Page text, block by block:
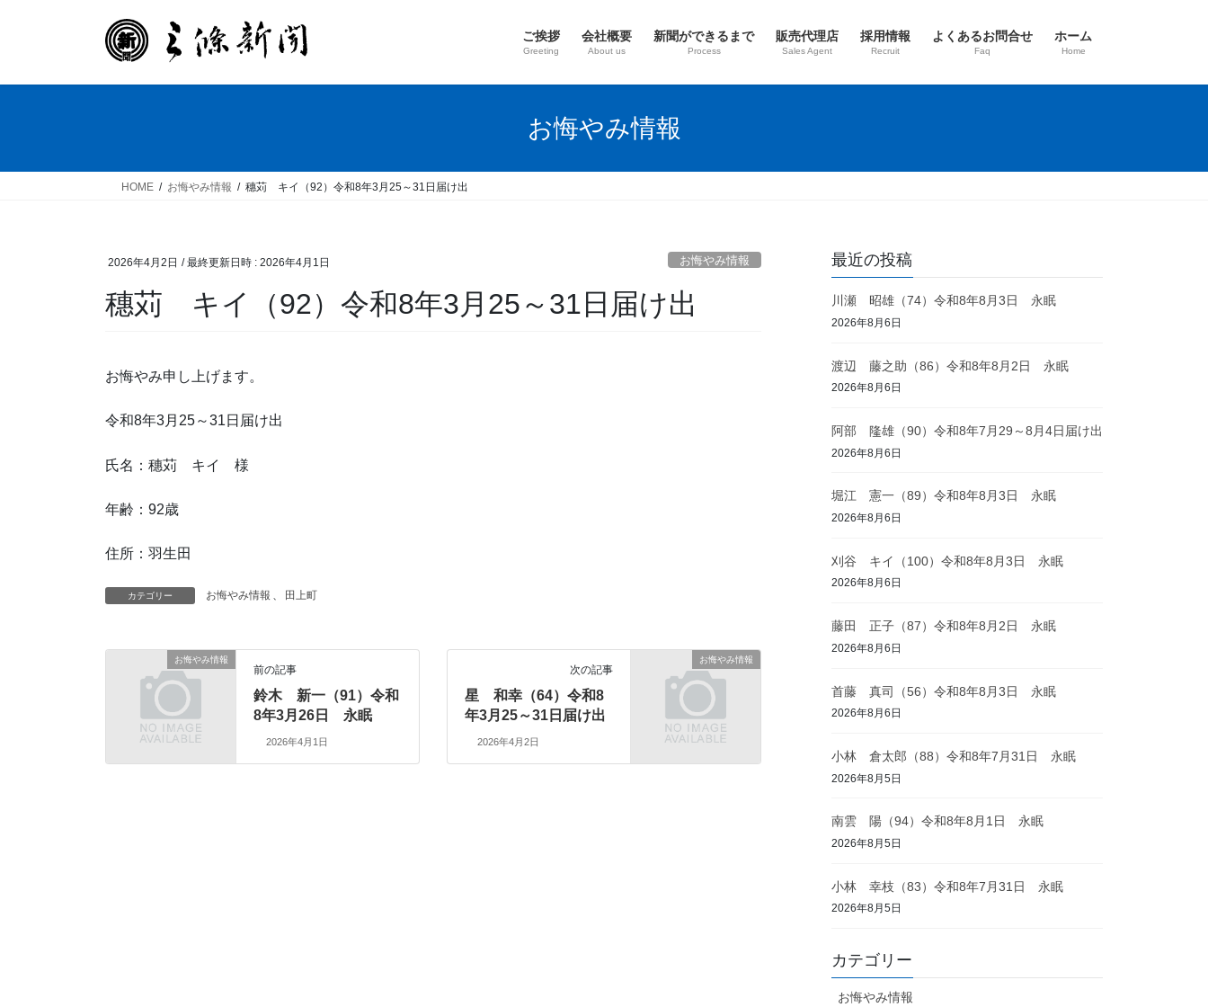
ご挨拶
Greeting
会社概要
About us
新聞ができるまで
Process
販売代理店
Sales Agent
採用情報
Recruit
よくあるお問合せ
Faq
ホーム
Home
お悔やみ情報
HOME お悔やみ情報 穗苅 キイ（92）令和8年3月25～31日届け出
2026年4月2日 / 最終更新日時 : 2026年4月1日 お悔やみ情報
穗苅 キイ（92）令和8年3月25～31日届け出
お悔やみ申し上げます。
令和8年3月25～31日届け出
氏名：穗苅 キイ 様
年齢：92歳
住所：羽生田
カテゴリー お悔やみ情報 、 田上町
お悔やみ情報
前の記事
鈴木 新一（91）令和
8年3月26日 永眠
2026年4月1日
お悔やみ情報
次の記事
星 和幸（64）令和8
年3月25～31日届け出
2026年4月2日
最近の投稿
川瀬 昭雄（74）令和8年8月3日 永眠
2026年8月6日
渡辺 藤之助（86）令和8年8月2日 永眠
2026年8月6日
阿部 隆雄（90）令和8年7月29～8月4日届け出
2026年8月6日
堀江 憲一（89）令和8年8月3日 永眠
2026年8月6日
刈谷 キイ（100）令和8年8月3日 永眠
2026年8月6日
藤田 正子（87）令和8年8月2日 永眠
2026年8月6日
首藤 真司（56）令和8年8月3日 永眠
2026年8月6日
小林 倉太郎（88）令和8年7月31日 永眠
2026年8月5日
南雲 陽（94）令和8年8月1日 永眠
2026年8月5日
小林 幸枝（83）令和8年7月31日 永眠
2026年8月5日
カテゴリー
お悔やみ情報